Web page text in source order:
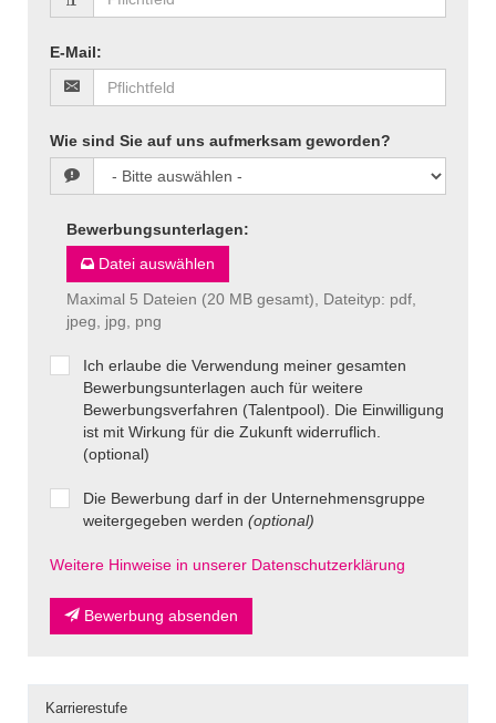
E-Mail:
Wie sind Sie auf uns aufmerksam geworden?
Bewerbungsunterlagen:
Datei auswählen
Maximal 5 Dateien (20 MB gesamt), Dateityp: pdf,
jpeg, jpg, png
Ich erlaube die Verwendung meiner gesamten
Bewerbungsunterlagen auch für weitere
Bewerbungsverfahren (Talentpool). Die Einwilligung
ist mit Wirkung für die Zukunft widerruflich.
(optional)
Die Bewerbung darf in der Unternehmensgruppe
weitergegeben werden (optional)
Weitere Hinweise in unserer Datenschutzerklärung
Bewerbung absenden
Karrierestufe